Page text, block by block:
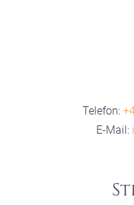
Telefon:
E-Mail: